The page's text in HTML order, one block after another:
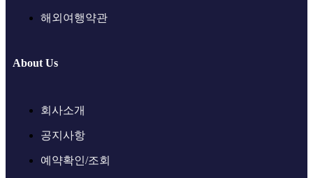
해외여행약관
About Us
회사소개
공지사항
예약확인/조회